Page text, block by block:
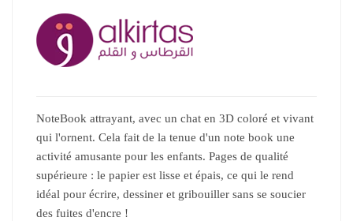
NoteBook attrayant, avec un chat en 3D coloré et vivant
qui l'ornent. Cela fait de la tenue d'un note book une
activité amusante pour les enfants. Pages de qualité
supérieure : le papier est lisse et épais, ce qui le rend
idéal pour écrire, dessiner et gribouiller sans se soucier
des fuites d'encre !